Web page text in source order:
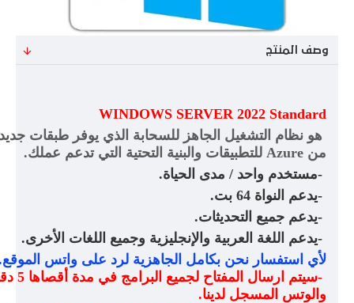
وصف المنتج
WINDOWS SERVER 2022 Standard
هو نظام التشغيل الجاهز للسحابة الذي يوفر طبقات
من Azure للتطبيقات والبنية التحتية التي تدعم عملك.
-مستخدم واحد / مدى الحياة.
-يدعم النواة 64 بت
.
-يدعم جميع التحديثات.
-يدعم اللغة العربية والإنجليزية وجميع اللغات الأخرى.
لأي استفسار نحن بكامل الجاهزية لرد على واتس الموقع
-
والوتس المسجل لدينا.